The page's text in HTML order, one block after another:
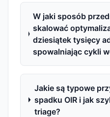
W jaki sposób
skalować
dziesiątek tysięcy
spowalniając cykli
Jakie są typowe
spadku OIR i jak
triage?